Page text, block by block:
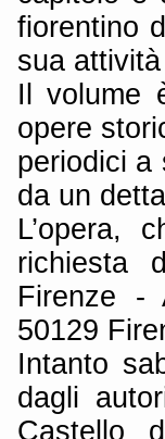
fiorentino
sua
Il volume
opere
periodici a
da un
L’opera,
richiesta
Firenze -
50129
Intanto
dagli
Castello